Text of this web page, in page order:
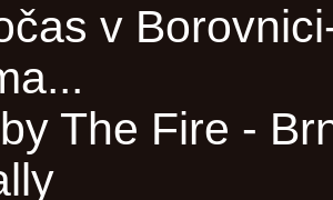
v
The Fire -